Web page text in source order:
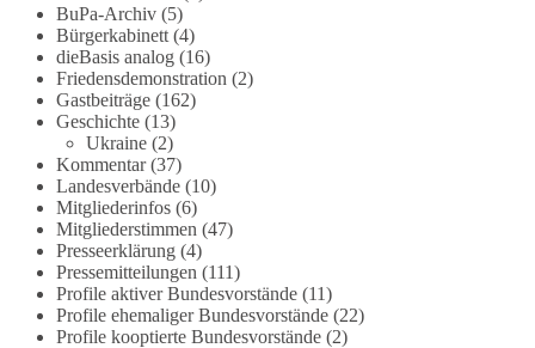
🟩🟩🟦🟦🟥🟥🟧🟧
Eine demokratische Gesellschaft lebt nicht davon,
unbequeme Fragen zu vermeiden. Sie lebt davon,
Fragen offen zu stellen und transparent zu
beantworten.
dieBasis fordert deshalb weiterhin eine
unabhängige, vollständige und transparente
Aufarbeitung der Corona-Politik. Ohne
Denkverbote, ohne Vorverurteilungen und ohne
Tabus.
Quellen:https://apnews.com/article/fauci-diaries-
BuPa-Archiv(5)
Bürgerkabinett(4)
dieBasis analog(16)
Friedensdemonstration (2)
Gastbeiträge(162)
Geschichte(13)
Ukraine(2)
Kommentar(37)
Landesverbände(10)
Mitgliederinfos(6)
Mitgliederstimmen (47)
Presseerklärung(4)
Pressemitteilungen (111)
Profile aktiver Bundesvorstände(11)
Profile ehemaliger Bundesvorstände(22)
Profile kooptierte Bundesvorstände(2)